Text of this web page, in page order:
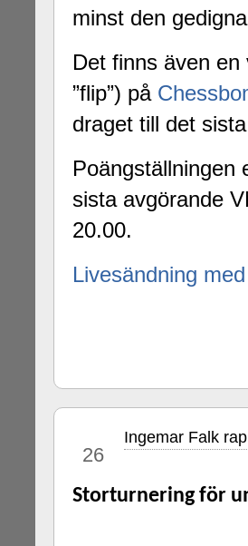
minst den
Det finns även
”flip”) på
draget till det
Poängställningen
sista avgörande
20.00.
Livesändning
26
Ingemar Falk
Storturnering för